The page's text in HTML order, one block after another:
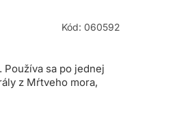
Kód: 060592
sa po jednej
z Mŕtveho mora,